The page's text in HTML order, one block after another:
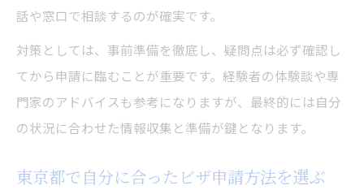
話や窓口で相談するのが確実です。
対策としては、事前準備を徹底し、疑問点は必ず確認し
てから申請に臨むことが重要です。経験者の体験談や専
門家のアドバイスも参考になりますが、最終的には自分
の状況に合わせた情報収集と準備が鍵となります。
東京都で自分に合ったビザ申請方法を選ぶ